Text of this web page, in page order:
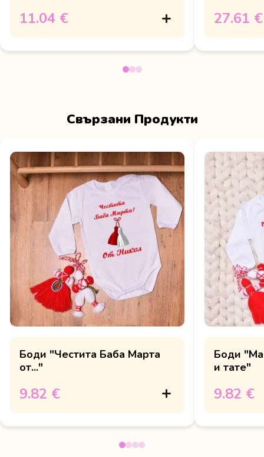
11.04 € 27.61 €
Свързани Продукти
Боди "Честита Баба Марта
от..."
9.82 €
Боди
и тате"
9.82 €